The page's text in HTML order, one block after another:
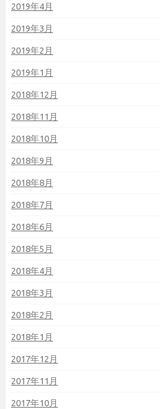
2019年4月
2019年3月
2019年2月
2019年1月
2018年12月
2018年11月
2018年10月
2018年9月
2018年8月
2018年7月
2018年6月
2018年5月
2018年4月
2018年3月
2018年2月
2018年1月
2017年12月
2017年11月
2017年10月